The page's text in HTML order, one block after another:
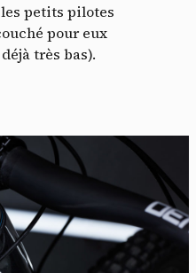
petits pilotes
pour eux
très bas).